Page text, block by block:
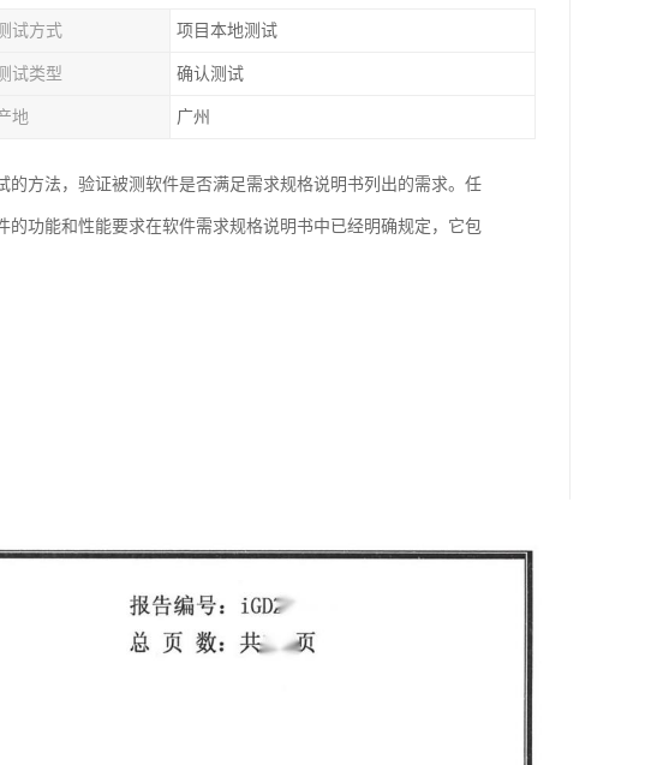
试方式 项目本地测试
试类型 确认测试
地 广州
方法，验证被测软件是否满足需求规格说明书列出的需求。任
功能和性能要求在软件需求规格说明书中已经明确规定，它包